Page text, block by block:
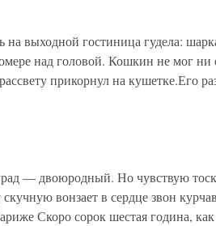
выходной гостиница гудела:
над головой. Кошкин не мог ни
прикорнул на кушетке.Его
— двоюродный. Но чувствую
скучную вонзает в сердце звон
Скоро сорок шестая година,